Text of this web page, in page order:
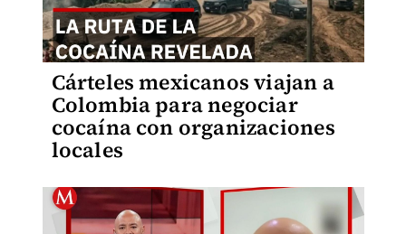
Cárteles mexicanos viajan a
Colombia para negociar
cocaína con organizaciones
locales